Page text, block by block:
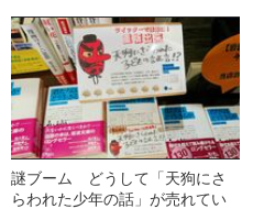
謎ブーム どうして「天狗にさ
らわれた少年の話」が売れてい